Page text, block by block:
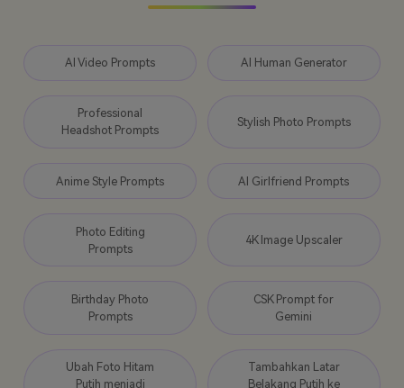
AI Video Prompts AI Human Generator
Professional
Headshot Prompts
Stylish Photo Prompts
Anime Style Prompts AI Girlfriend Prompts
Photo Editing
Prompts
4K Image Upscaler
Birthday Photo
Prompts
CSK Prompt for
Gemini
Ubah Foto Hitam
Putih menjadi
Tambahkan Latar
Belakang Putih ke